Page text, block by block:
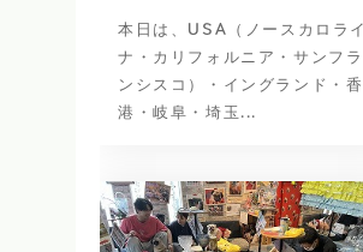
本日は、USA（ノースカロライ
ナ・カリフォルニア・サンフラ
ンシスコ）・イングランド・香
港・岐阜・埼玉...